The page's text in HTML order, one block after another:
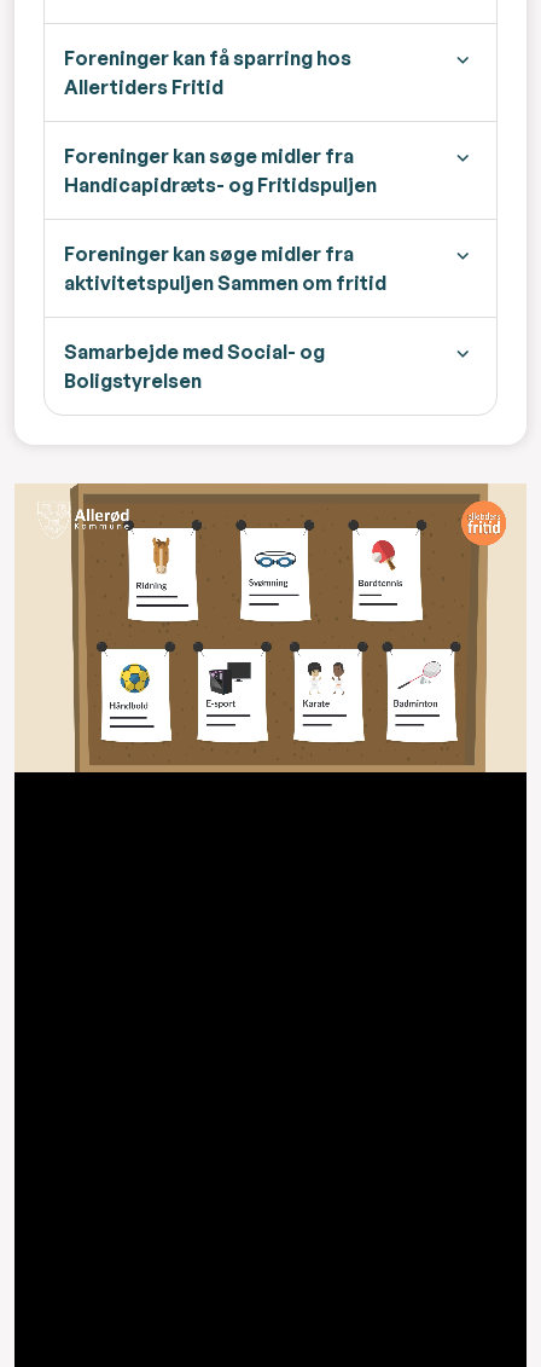
Foreninger kan få sparring hos
Allertiders Fritid
Foreninger kan søge midler fra
Handicapidræts- og Fritidspuljen
Foreninger kan søge midler fra
aktivitetspuljen Sammen om fritid
Samarbejde med Social- og
Boligstyrelsen